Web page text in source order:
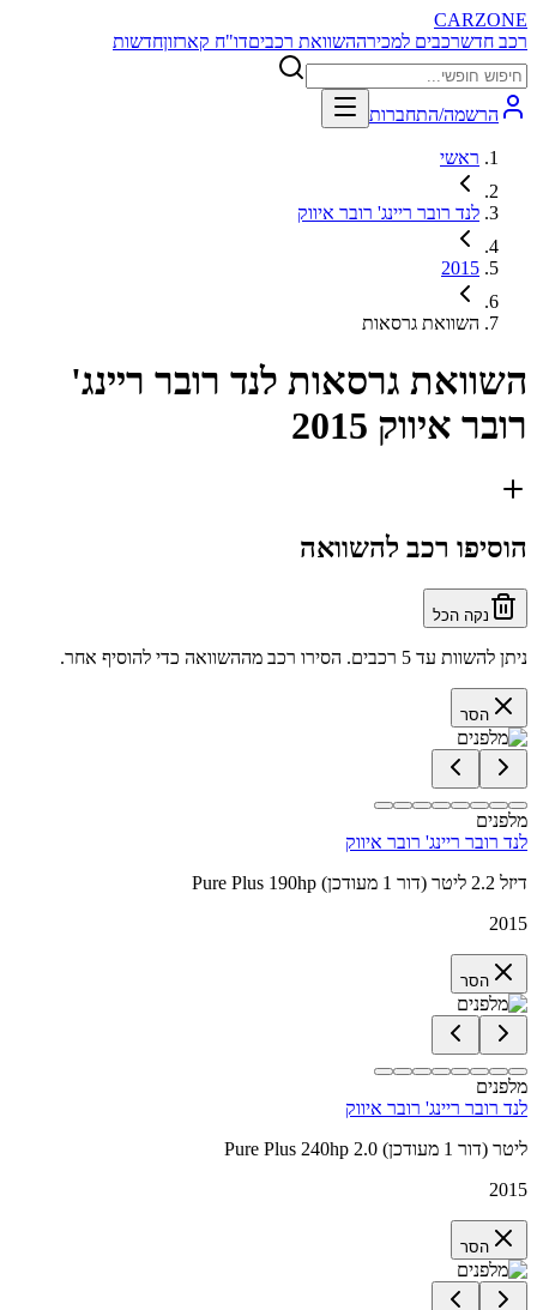
CARZONE
רכב חדשרכבים למכירההשוואת רכביםדו"ח קארזוןחדשות
הרשמה/התחברות
ראשי
לנד רובר ריינג' רובר איווק
2015
השוואת גרסאות
השוואת גרסאות לנד רובר ריינג'
רובר איווק 2015
הוסיפו רכב להשוואה
נקה הכל
ניתן להשוות עד 5 רכבים. הסירו רכב מההשוואה כדי להוסיף אחר.
הסר
מלפנים
לנד רובר ריינג' רובר איווק
Pure Plus 190hp דיזל 2.2 ליטר (דור 1 מעודכן)
2015
הסר
מלפנים
לנד רובר ריינג' רובר איווק
Pure Plus 240hp 2.0 ליטר (דור 1 מעודכן)
2015
הסר